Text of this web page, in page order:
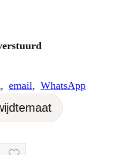
, email, WhatsApp